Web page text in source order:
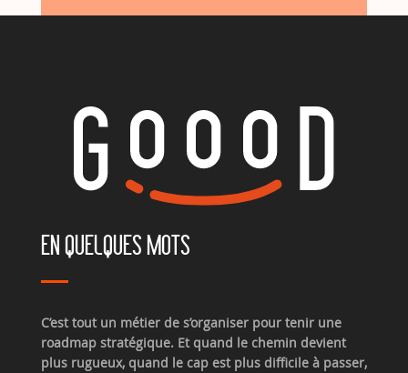
EN QUELQUES MOTS
C’est tout un métier de s’organiser pour tenir une
roadmap stratégique. Et quand le chemin devient
plus rugueux, quand le cap est plus difficile à passer,